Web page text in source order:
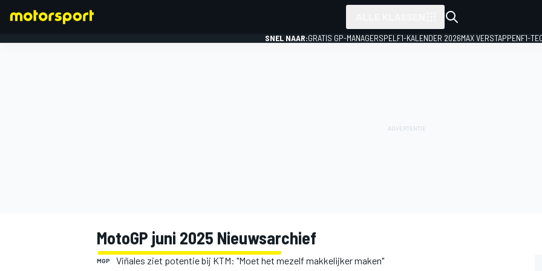
SNEL NAAR:GRATIS GP-MANAGERSPEL F1-KALENDER 2026MAX VERSTAPPENF1-
MotoGP juni 2025 Nieuwsarchief
MGP Viñales ziet potentie bij KTM: "Moet het mezelf makkelijker maken"